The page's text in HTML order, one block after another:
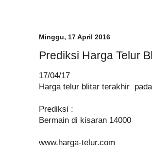
Minggu, 17 April 2016
Prediksi Harga Telur
17/04/17
Harga telur blitar terakhir
Prediksi :
Bermain di kisaran 14000
www.harga-telur.com